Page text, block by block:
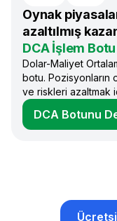
Oynak
azaltılmış
DCA İşlem Botu
Dolar-Maliyet
botu. Pozisyonların
ve riskleri azaltmak
DCA Botunu